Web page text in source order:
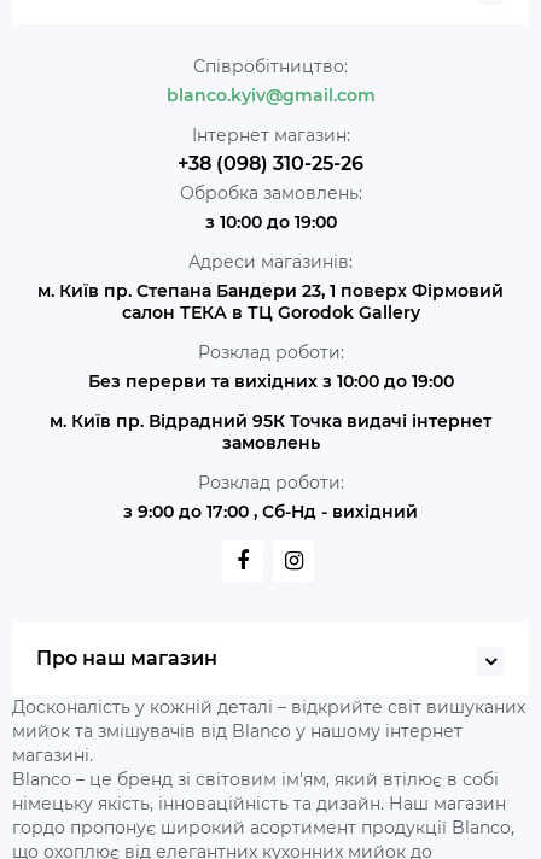
Співробітництво:
blanco.kyiv@gmail.com
Інтернет магазин:
+38 (098) 310-25-26
Обробка замовлень:
з 10:00 до 19:00
Адреси магазинів:
м. Київ пр. Степана Бандери 23, 1 поверх Фірмовий
салон ТЕКА в ТЦ Gorodok Gallery
Розклад роботи:
Без перерви та вихідних з 10:00 до 19:00
м. Київ пр. Відрадний 95К Точка видачі інтернет
замовлень
Розклад роботи:
з 9:00 до 17:00 , Сб-Нд - вихідний
Про наш магазин
Досконалість у кожній деталі – відкрийте світ вишуканих
мийок та змішувачів від Blanco у нашому інтернет
магазині.
Blanco – це бренд зі світовим ім'ям, який втілює в собі
німецьку якість, інноваційність та дизайн. Наш магазин
гордо пропонує широкий асортимент продукції Blanco,
що охоплює від елегантних кухонних мийок до